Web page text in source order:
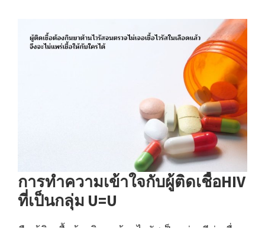
การทำความเข้าใจกับผู้ติดเชื้อHIV
ที่เป็นกลุ่ม U=U